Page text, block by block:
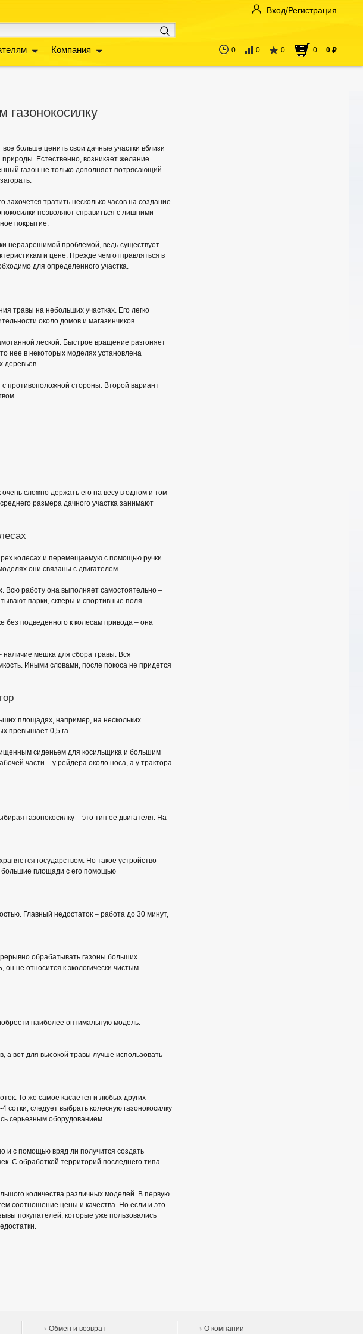
Компания
Вход/Регистрация
0 0 0 0 0 руб
больше ценить свои дачные участки вблизи
Естественно, возникает желание
газон не только дополняет потрясающий
тратить несколько часов на создание
позволяют справиться с лишними
покрытие.
неразрешимой проблемой, ведь существует
и цене. Прежде чем отправляться в
для определенного участка.
травы на небольших участках. Его легко
около домов и магазинчиков.
леской. Быстрое вращение разгоняет
нее в некоторых моделях установлена
деревьев.
противоположной стороны. Второй вариант
сложно держать его на весу в одном и том
размера дачного участка занимают
колесах и перемещаемую с помощью ручки.
они связаны с двигателем.
Всю работу она выполняет самостоятельно –
парки, скверы и спортивные поля.
без подведенного к колесам привода – она
наличие мешка для сбора травы. Вся
Иными словами, после покоса не придется
площадях, например, на нескольких
превышает 0,5 га.
сиденьем для косильщика и большим
части – у рейдера около носа, а у трактора
газонокосилку – это тип ее двигателя. На
государством. Но такое устройство
большие площади с его помощью
Главный недостаток – работа до 30 минут,
обрабатывать газоны больших
не относится к экологически чистым
наиболее оптимальную модель:
а вот для высокой травы лучше использовать
То же самое касается и любых других
сотки, следует выбрать колесную газонокосилку
серьезным оборудованием.
и с помощью вряд ли получится создать
С обработкой территорий последнего типа
количества различных моделей. В первую
соотношение цены и качества. Но если и это
покупателей, которые уже пользовались
Обмен и возврат О компании